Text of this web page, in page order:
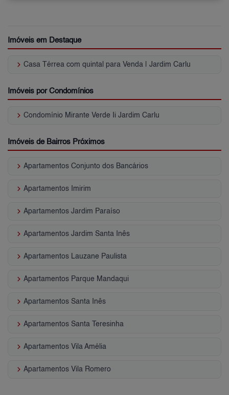
Imóveis em Destaque
keyboard_arrow_right Casa Térrea com quintal para Venda | Jardim Carlu
Imóveis por Condomínios
keyboard_arrow_right Condomínio Mirante Verde Ii Jardim Carlu
Imóveis de Bairros Próximos
keyboard_arrow_right Apartamentos Conjunto dos Bancários
keyboard_arrow_right Apartamentos Imirim
keyboard_arrow_right Apartamentos Jardim Paraíso
keyboard_arrow_right Apartamentos Jardim Santa Inês
keyboard_arrow_right Apartamentos Lauzane Paulista
keyboard_arrow_right Apartamentos Parque Mandaqui
keyboard_arrow_right Apartamentos Santa Inês
keyboard_arrow_right Apartamentos Santa Teresinha
keyboard_arrow_right Apartamentos Vila Amélia
keyboard_arrow_right Apartamentos Vila Romero